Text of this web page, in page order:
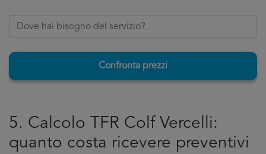
Confronta prezzi
5. Calcolo TFR Colf Vercelli:
quanto costa ricevere preventivi